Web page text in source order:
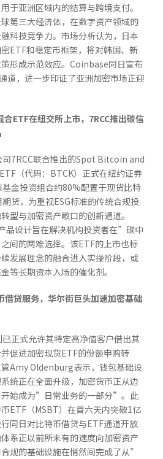
于亚洲区域内的结算与跨境支付。
第三大经济体，在数字资产领域的
科技竞争力。市场分析认为，日本
ETF和稳定币框架，将对韩国、新
形成示范效应。Coinbase同日宣布
道，进一步印证了亚洲加密市场正迎
合ETF在纽交所上市， 7RCC推出碳信
7RCC联合推出的Spot Bitcoin and
（代码：BTCK）正式在纽约证券
金投资组合约80%配置于现货比特
货，为重视ESG标准的传统合规投
型与加密资产敞口的创新通道。
品设计旨在解决机构投资者在”碳中
的两难选择。该ETF的上市也标
发展理念的融合进入实操阶段，或
等长期资本入场的催化剂。
借贷服务，华尔街巨头加速加密基础
正式允许其特定高净值客户借出其
促进加密现货ETF的份额申购转
Amy Oldenburg表示，钱包基础设
统正在全面升级，加密货币正从边
开始成为”日常业务的一部分”。此
ETF（MSBT）在首六天内突破1亿
同日对比特币借贷与ETF通道开放
系正以前所未有的速度向加密资产
规的基础设施在悄然间完成了从”